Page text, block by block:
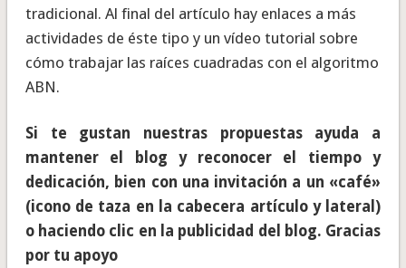
tradicional. Al final del artículo hay enlaces a más
actividades de éste tipo y un vídeo tutorial sobre
cómo trabajar las raíces cuadradas con el algoritmo
ABN.
Si te gustan nuestras propuestas ayuda a
mantener el blog y reconocer el tiempo y
dedicación, bien con una invitación a un «café»
(icono de taza en la cabecera artículo y lateral)
o haciendo clic en la publicidad del blog. Gracias
por tu apoyo